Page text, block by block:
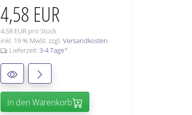
4,58 EUR
4,58 EUR pro Stück
inkl. 19 % MwSt. zzgl. Versandkosten
Lieferzeit: 3-4 Tage*
In den Warenkorb